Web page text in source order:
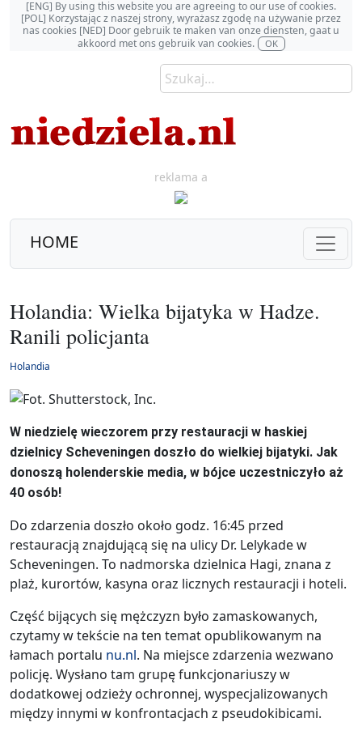
[ENG] By using this website you are agreeing to our use of cookies.
[POL] Korzystając z naszej strony, wyrażasz zgodę na używanie przez
nas cookies [NED] Door gebruik te maken van onze diensten, gaat u
akkoord met ons gebruik van cookies.
OK
reklama a
HOME
Holandia: Wielka bijatyka w Hadze.
Ranili policjanta
Holandia
W niedzielę wieczorem przy restauracji w haskiej
dzielnicy Scheveningen doszło do wielkiej bijatyki. Jak
donoszą holenderskie media, w bójce uczestniczyło aż
40 osób!
Do zdarzenia doszło około godz. 16:45 przed
restauracją znajdującą się na ulicy Dr. Lelykade w
Scheveningen. To nadmorska dzielnica Hagi, znana z
plaż, kurortów, kasyna oraz licznych restauracji i hoteli.
Część bijących się mężczyzn było zamaskowanych,
czytamy w tekście na ten temat opublikowanym na
łamach portalu nu.nl. Na miejsce zdarzenia wezwano
policję. Wysłano tam grupę funkcjonariuszy w
dodatkowej odzieży ochronnej, wyspecjalizowanych
między innymi w konfrontacjach z pseudokibicami.